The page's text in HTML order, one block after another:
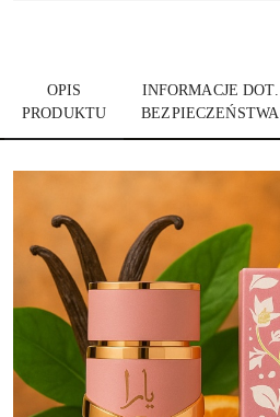
OPIS
PRODUKTU
INFORMACJE DOT.
BEZPIECZEŃSTWA